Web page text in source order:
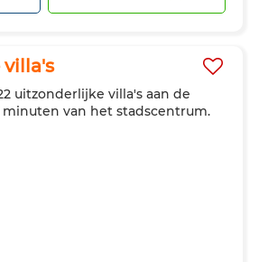
villa's
uitzonderlijke villa's aan de
van het stadscentrum.